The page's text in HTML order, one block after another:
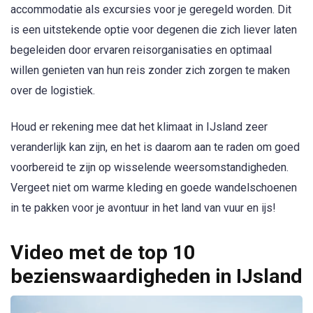
accommodatie als excursies voor je geregeld worden. Dit
is een uitstekende optie voor degenen die zich liever laten
begeleiden door ervaren reisorganisaties en optimaal
willen genieten van hun reis zonder zich zorgen te maken
over de logistiek.
Houd er rekening mee dat het klimaat in IJsland zeer
veranderlijk kan zijn, en het is daarom aan te raden om goed
voorbereid te zijn op wisselende weersomstandigheden.
Vergeet niet om warme kleding en goede wandelschoenen
in te pakken voor je avontuur in het land van vuur en ijs!
Video met de top 10
bezienswaardigheden in IJsland